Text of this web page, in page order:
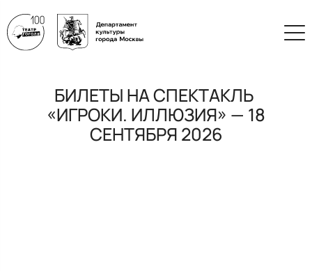
БИЛЕТЫ НА СПЕКТАКЛЬ
«ИГРОКИ. ИЛЛЮЗИЯ» — 18
СЕНТЯБРЯ 2026